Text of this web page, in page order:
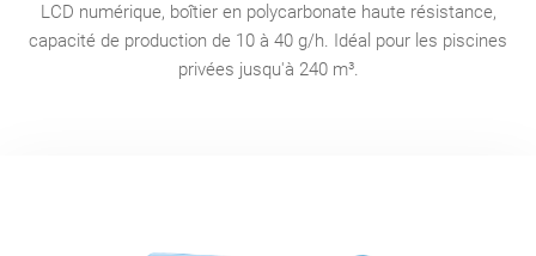
LCD numérique, boîtier en polycarbonate haute résistance,
capacité de production de 10 à 40 g/h. Idéal pour les piscines
privées jusqu'à 240 m³.